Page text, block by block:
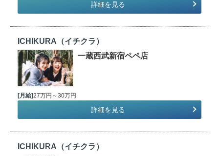
詳細を見る
ICHIKURA（イチクラ）
一蔵西武新宿ペペ店
[月給]27万円～30万円
詳細を見る
ICHIKURA（イチクラ）